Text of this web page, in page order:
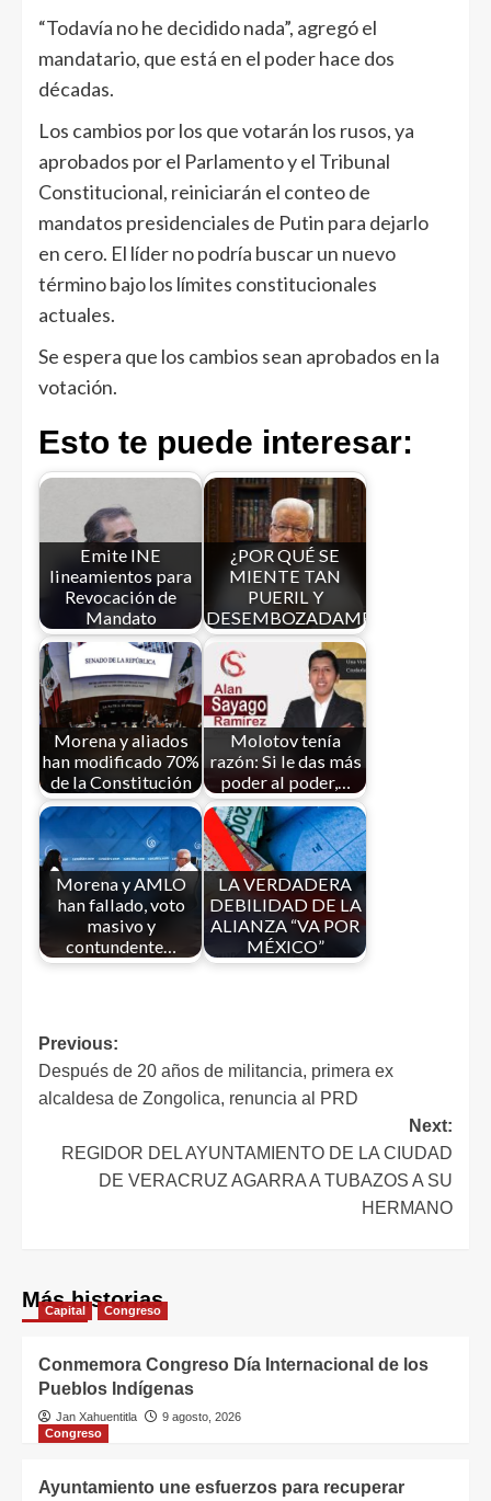
“Todavía no he decidido nada”, agregó el
mandatario, que está en el poder hace dos
décadas.
Los cambios por los que votarán los rusos, ya
aprobados por el Parlamento y el Tribunal
Constitucional, reiniciarán el conteo de
mandatos presidenciales de Putin para dejarlo
en cero. El líder no podría buscar un nuevo
término bajo los límites constitucionales
actuales.
Se espera que los cambios sean aprobados en la
votación.
Esto te puede interesar:
Emite INE
lineamientos para
Revocación de
Mandato
¿POR QUÉ SE
MIENTE TAN
PUERIL Y
DESEMBOZADAMENTE…
Morena y aliados
han modificado 70%
de la Constitución
Molotov tenía
razón: Si le das más
poder al poder,…
Morena y AMLO
han fallado, voto
masivo y
contundente…
LA VERDADERA
DEBILIDAD DE LA
ALIANZA “VA POR
MÉXICO”
Previous:
Después de 20 años de militancia, primera ex
alcaldesa de Zongolica, renuncia al PRD
Next:
REGIDOR DEL AYUNTAMIENTO DE LA CIUDAD
DE VERACRUZ AGARRA A TUBAZOS A SU
HERMANO
Más historias
Capital Congreso
Conmemora Congreso Día Internacional de los
Pueblos Indígenas
Jan Xahuentitla
9 agosto, 2026
Congreso
Ayuntamiento une esfuerzos para recuperar